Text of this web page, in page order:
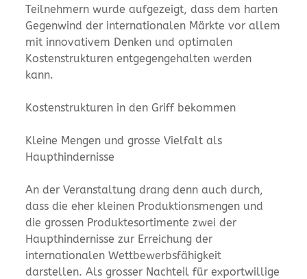
Teilnehmern wurde aufgezeigt, dass dem harten
Gegenwind der internationalen Märkte vor allem
mit innovativem Denken und optimalen
Kostenstrukturen entgegengehalten werden
kann.
Kostenstrukturen in den Griff bekommen
Kleine Mengen und grosse Vielfalt als
Haupthindernisse
An der Veranstaltung drang denn auch durch,
dass die eher kleinen Produktionsmengen und
die grossen Produktesortimente zwei der
Haupthindernisse zur Erreichung der
internationalen Wettbewerbsfähigkeit
darstellen. Als grosser Nachteil für exportwillige